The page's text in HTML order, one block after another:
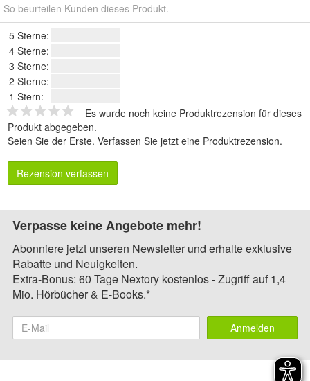
So beurteilen Kunden dieses Produkt.
5 Sterne:
4 Sterne:
3 Sterne:
2 Sterne:
1 Stern:
Es wurde noch keine Produktrezension für dieses
Produkt abgegeben.
Seien Sie der Erste. Verfassen Sie jetzt eine Produktrezension.
Rezension verfassen
Verpasse keine Angebote mehr!
Abonniere jetzt unseren Newsletter und erhalte exklusive
Rabatte und Neuigkeiten.
Extra-Bonus: 60 Tage Nextory kostenlos - Zugriff auf 1,4
Mio. Hörbücher & E-Books.*
Anmelden